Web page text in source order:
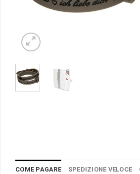
COME PAGARE SPEDIZIONE VELOCE